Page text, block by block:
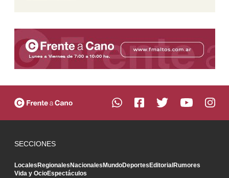
SECCIONES
LocalesRegionalesNacionalesMundoDeportesEditorialRumores
Vida y OcioEspectáculos